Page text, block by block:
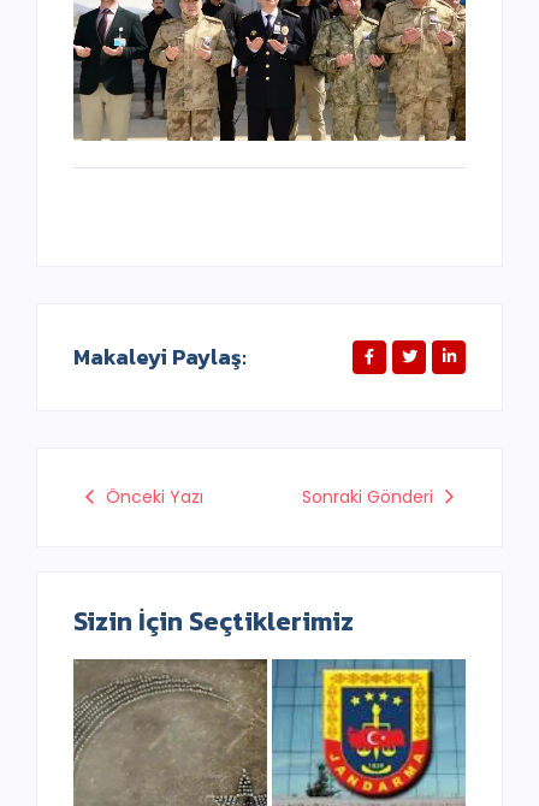
Makaleyi Paylaş:
Önceki Yazı Sonraki Gönderi
Sizin İçin Seçtiklerimiz